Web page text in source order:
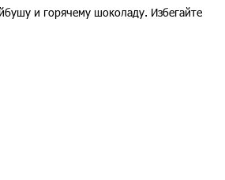
и горячему шоколаду. Избегайте